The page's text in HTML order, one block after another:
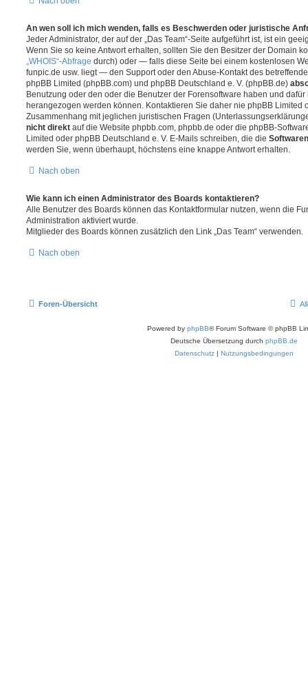
An wen soll ich mich wenden, falls es Beschwerden oder juristische
Jeder Administrator, der auf der „Das Team“-Seite aufgeführt ist, ist ein
Wenn Sie so keine Antwort erhalten, sollten Sie den Besitzer der Domain
„WHOIS“-Abfrage durch) oder — falls diese Seite bei einem kostenlosen
funpic.de usw. liegt — den Support oder den Abuse-Kontakt des
phpBB Limited (phpBB.com) und phpBB Deutschland e. V. (phpBB.de)
Benutzung oder den oder die Benutzer der Forensoftware haben und
herangezogen werden können. Kontaktieren Sie daher nie phpBB Limited
Zusammenhang mit jeglichen juristischen Fragen
nicht direkt auf die Website phpbb.com, phpbb.de oder die phpBB-
Limited oder phpBB Deutschland e. V. E-Mails schreiben, die die
werden Sie, wenn überhaupt, höchstens eine knappe Antwort erhalten.
Nach oben
Wie kann ich einen Administrator des Boards kontaktieren?
Alle Benutzer des Boards können das Kontaktformular nutzen, wenn die
Administration aktiviert wurde.
Mitglieder des Boards können zusätzlich den Link „Das Team“ verwenden.
Nach oben
Foren-Übersicht
Powered by phpBB® Forum Software © phpBB
Deutsche Übersetzung durch phpBB.de
Datenschutz | Nutzungsbedingungen